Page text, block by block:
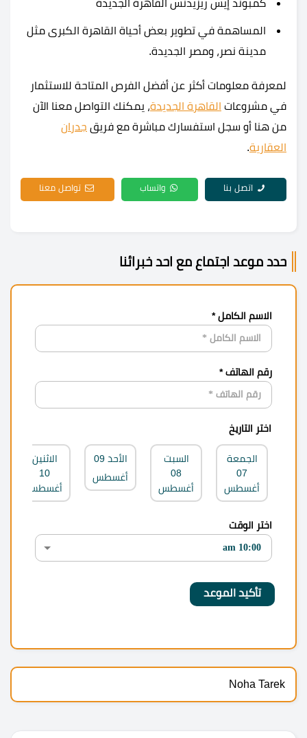
كمبوند إيس ريزيدنس القاهرة الجديدة
المساهمة في تطوير بعض أحياة القاهرة الكبرى مثل
مدينة نصر، ومصر الجديدة.
لمعرفة معلومات أكثر عن أفضل الفرص المتاحة للاستثمار
في مشروعات القاهرة الجديدة، يمكنك التواصل معنا الآن
من هنا أو سجل استفسارك مباشرة مع فريق جدران
العقارية.
اتصل بنا واتساب تواصل معنا
حدد موعد اجتماع مع احد خبرائنا
الاسم الكامل *
رقم الهاتف *
اختر التاريخ
الجمعة
07
أغسطس
السبت
08
أغسطس
الأحد 09
أغسطس
الاثنين
10
أغسطس
اختر الوقت
Noha Tarek